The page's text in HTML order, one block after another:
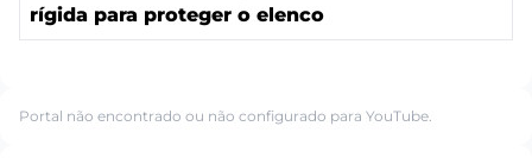
rígida para proteger o elenco
Portal não encontrado ou não configurado para YouTube.